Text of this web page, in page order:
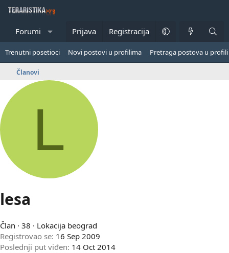
Forumi Novo Fotografije Članovi
Prijava Registracija
Trenutni posetioci Novi postovi u profilima Pretraga postova u
Članovi
L
lesa
Član · 38 · Lokacija beograd
Registrovao se 16 Sep 2009
Poslednji put viđen 14 Oct 2014